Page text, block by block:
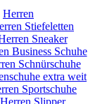
Herren
Stiefeletten
Sneaker
Business Schuhe
Schnürschuhe
extra weit
Sportschuhe
Herren Slipper